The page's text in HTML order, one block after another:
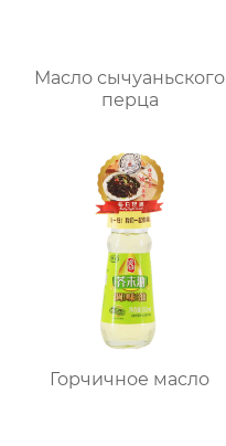
Масло сычуаньского
перца
Горчичное масло